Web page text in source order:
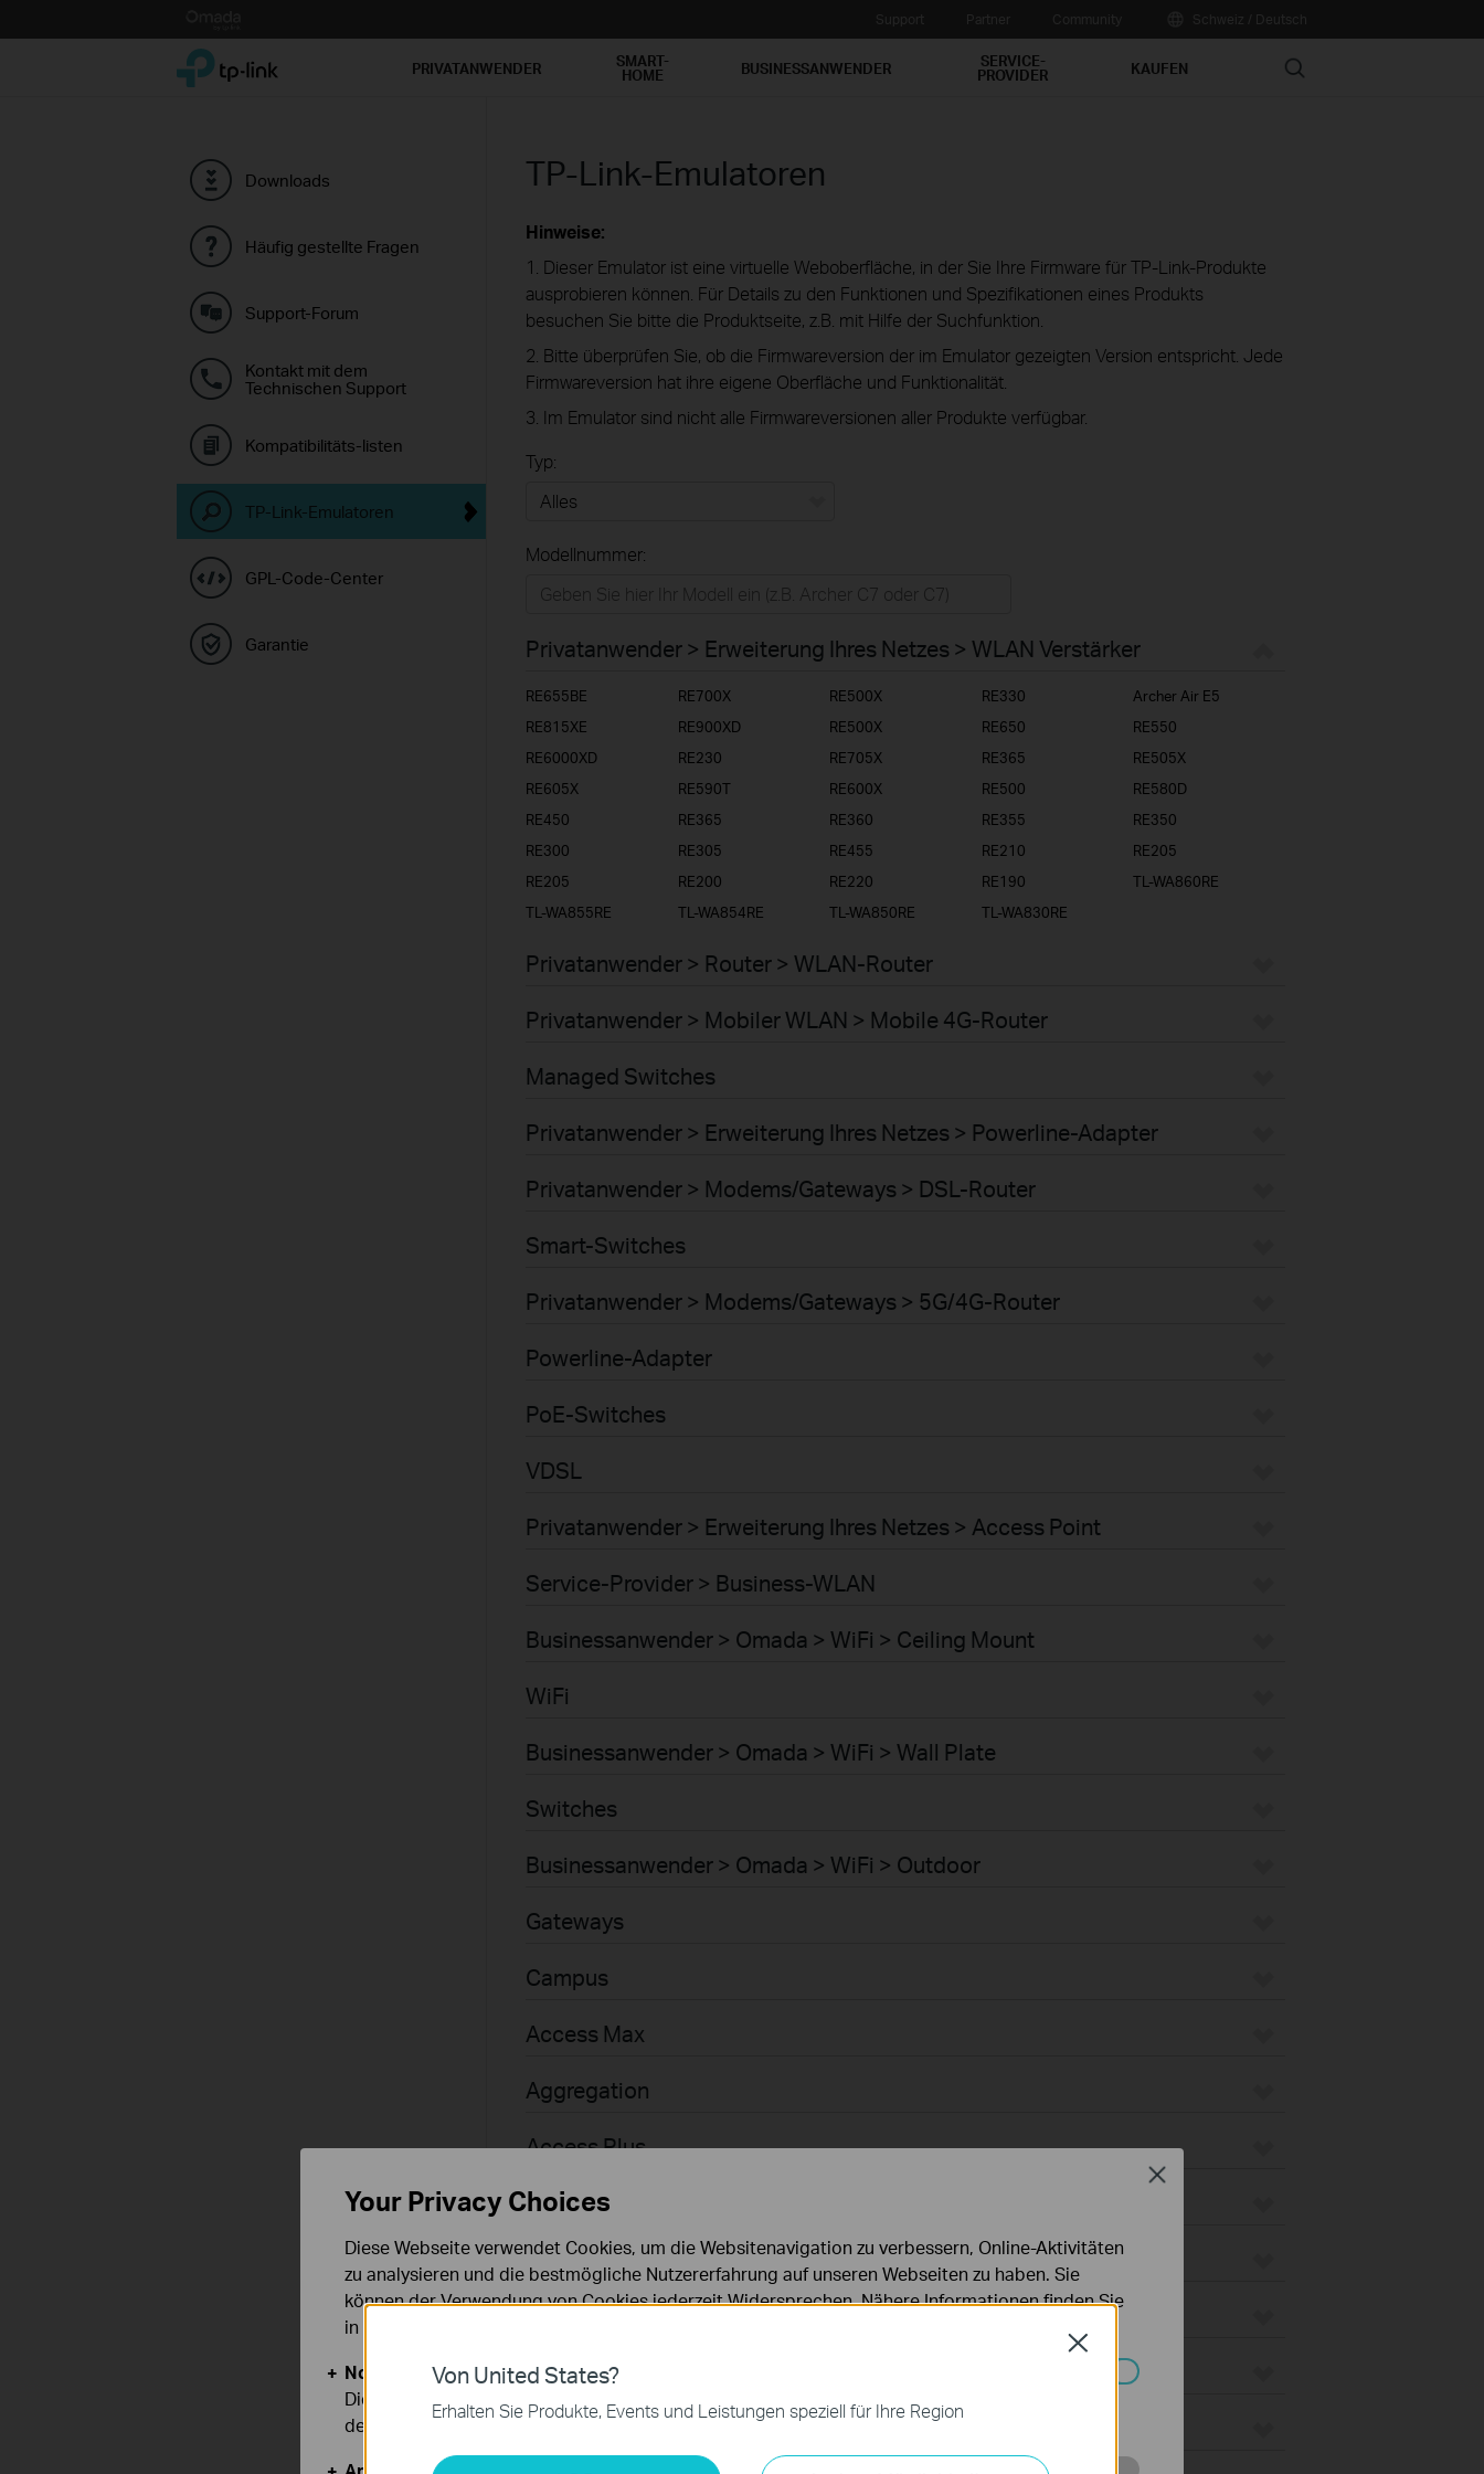
to
TP-Link, Reliably Smart PRIVATANWENDER SMART-
HOME BUSINESSANWENDER SERVICE-
PROVIDER KAUFEN Search
Downloads
Häufig gestellte Fragen
Support-Forum
Kontakt mit dem
Technischen Support
Kompatibilitäts-listen
TP-Link-Emulatoren
GPL-Code-Center
Garantie
TP-Link-Emulatoren
Hinweise:
1. Dieser Emulator ist eine virtuelle Weboberfläche, in der Sie Ihre Firmware für TP-Link-Produkte
ausprobieren können. Für Details zu den Funktionen und Spezifikationen eines Produkts
besuchen Sie bitte die Produktseite, z.B. mit Hilfe der Suchfunktion.
2. Bitte überprüfen Sie, ob die Firmwareversion der im Emulator gezeigten Version entspricht. Jede
Firmwareversion hat ihre eigene Oberfläche und Funktionalität.
3. Im Emulator sind nicht alle Firmwareversionen aller Produkte verfügbar.
Typ:
Businessanwender
Service-Provider
Modellnummer:
Privatanwender > Erweiterung Ihres Netzes > WLAN Verstärker
RE655BE RE700X RE500X RE330
Archer Air E5
RE815XE
RE900XD RE500X RE650
RE550
RE6000XD
RE230 RE705X RE365
RE505X
RE605X
RE590T RE600X RE500
RE580D
RE450
RE365 RE360 RE355
RE350
RE300
RE305 RE455 RE210
RE205
RE205
RE200 RE220 RE190
TL-WA860RE
TL-WA855RE
TL-WA854RE TL-WA850RE TL-WA830RE
Privatanwender > Router > WLAN-Router
Privatanwender > Mobiler WLAN > Mobile 4G-Router
Managed Switches
Privatanwender > Erweiterung Ihres Netzes > Powerline-Adapter
Privatanwender > Modems/Gateways > DSL-Router
Smart-Switches
Privatanwender > Modems/Gateways > 5G/4G-Router
Powerline-Adapter
PoE-Switches
VDSL
Privatanwender > Erweiterung Ihres Netzes > Access Point
Service-Provider > Business-WLAN
Businessanwender > Omada > WiFi > Ceiling Mount
WiFi
Businessanwender > Omada > WiFi > Wall Plate
Switches
Businessanwender > Omada > WiFi > Outdoor
Gateways
Campus
Access Max
Aggregation
Access Plus
Access
Access Pro
Businessanwender > Omada > WiFi > GPON
Agile
Businessanwender > Omada > Router > Wired Gateways
Von United States?
Erhalten Sie Produkte, Events und Leistungen speziell für Ihre Region
Close
Your Privacy Choices
Diese Webseite verwendet Cookies, um die Websitenavigation zu verbessern, Online-Aktivitäten
zu analysieren und die bestmögliche Nutzererfahrung auf unseren Webseiten zu haben. Sie
können der Verwendung von Cookies jederzeit Widersprechen. Nähere Informationen finden Sie
in unseren
Notwendige Cookies
Diese Cookies sind zur Funktion der Website erforderlich und können in Ihren Systemen nicht
deaktiviert werden.
Close